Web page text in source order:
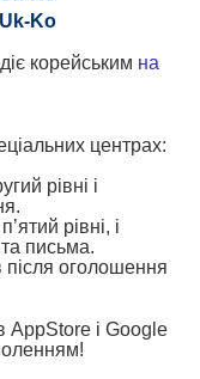
Ko
корейським на
центрах:
рівні і
рівні, і
письма.
після оголошення
AppStore і Google